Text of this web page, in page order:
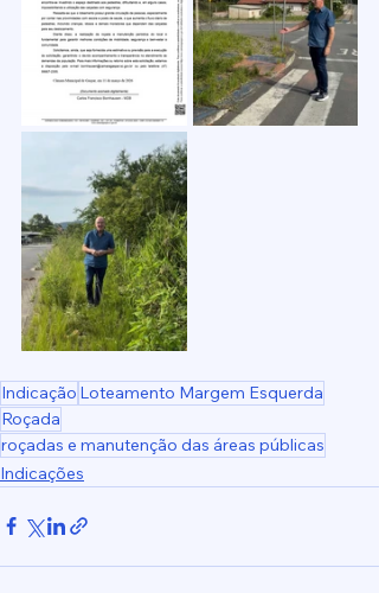
Indicação Loteamento Margem Esquerda
Roçada
roçadas e manutenção das áreas públicas
Indicações